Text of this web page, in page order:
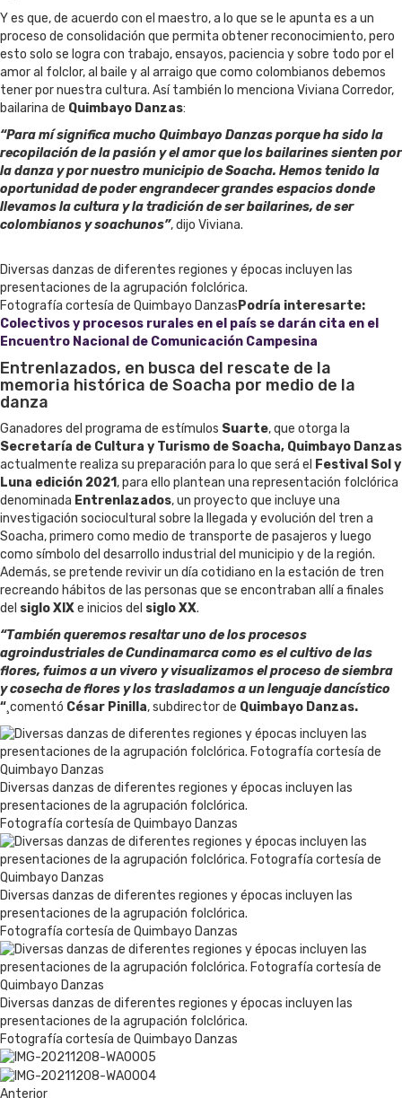
Y es que, de acuerdo con el maestro, a lo que se le apunta es a un
proceso de consolidación que permita obtener reconocimiento, pero
esto solo se logra con trabajo, ensayos, paciencia y sobre todo por el
amor al folclor, al baile y al arraigo que como colombianos debemos
tener por nuestra cultura. Así también lo menciona Viviana Corredor,
bailarina de Quimbayo Danzas:
“Para mí significa mucho Quimbayo Danzas porque ha sido la
recopilación de la pasión y el amor que los bailarines sienten por
la danza y por nuestro municipio de Soacha. Hemos tenido la
oportunidad de poder engrandecer grandes espacios donde
llevamos la cultura y la tradición de ser bailarines, de ser
colombianos y soachunos”, dijo Viviana.
Diversas danzas de diferentes regiones y épocas incluyen las
presentaciones de la agrupación folclórica.
Fotografía cortesía de Quimbayo Danzas Podría interesarte:
Colectivos y procesos rurales en el país se darán cita en el
Encuentro Nacional de Comunicación Campesina
Entrenlazados, en busca del rescate de la
memoria histórica de Soacha por medio de la
danza
Ganadores del programa de estímulos Suarte, que otorga la
Secretaría de Cultura y Turismo de Soacha, Quimbayo Danzas
actualmente realiza su preparación para lo que será el Festival Sol y
Luna edición 2021 , para ello plantean una representación folclórica
denominada Entrenlazados, un proyecto que incluye una
investigación sociocultural sobre la llegada y evolución del tren a
Soacha, primero como medio de transporte de pasajeros y luego
como símbolo del desarrollo industrial del municipio y de la región.
Además, se pretende revivir un día cotidiano en la estación de tren
recreando hábitos de las personas que se encontraban allí a finales
del sigloXIXe inicios del siglo XX.
“También queremos resaltar uno de los procesos
agroindustriales de Cundinamarca como es el cultivo de las
flores, fuimos a un vivero y visualizamos el proceso de siembra
y cosecha de flores y los trasladamos a un lenguaje dancístico
“¸comentó César Pinilla, subdirector de Quimbayo Danzas.
Diversas danzas de diferentes regiones y épocas incluyen las
presentaciones de la agrupación folclórica.
Fotografía cortesía de Quimbayo Danzas
Diversas danzas de diferentes regiones y épocas incluyen las
presentaciones de la agrupación folclórica.
Fotografía cortesía de Quimbayo Danzas
Diversas danzas de diferentes regiones y épocas incluyen las
presentaciones de la agrupación folclórica.
Fotografía cortesía de Quimbayo Danzas
Anterior